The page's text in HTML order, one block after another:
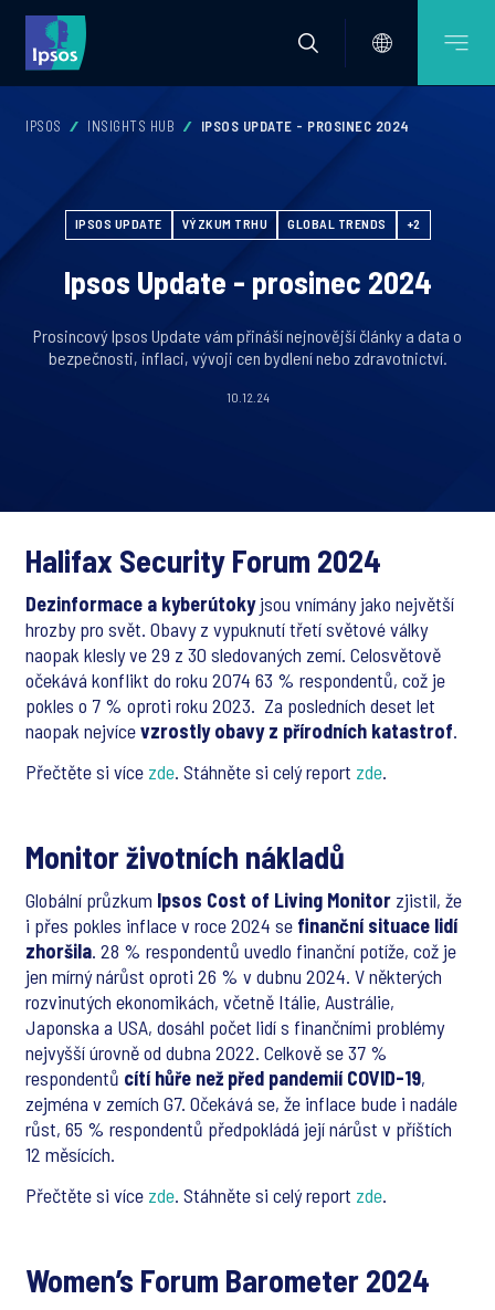
IPSOS INSIGHTS HUB IPSOS UPDATE - PROSINEC 2024
IPSOS UPDATE VÝZKUM TRHU GLOBAL TRENDS +2
Ipsos Update - prosinec 2024
Prosincový Ipsos Update vám přináší nejnovější články a data o
bezpečnosti, inflaci, vývoji cen bydlení nebo zdravotnictví.
10.12.24
Halifax Security Forum 2024
Dezinformace a kyberútokyjsou vnímány jako největší
hrozby pro svět. Obavy z vypuknutí třetí světové války
naopak klesly ve 29 z 30 sledovaných zemí. Celosvětově
očekává konflikt do roku 2074 63 % respondentů, což je
pokles o 7 % oproti roku 2023. Za posledních deset let
naopak nejvícevzrostly obavy z přírodních katastrof.
Přečtěte si více zde. Stáhněte si celý report zde.
Monitor životních nákladů
Globální průzkum Ipsos Cost of Living Monitor zjistil, že
i přes pokles inflace v roce 2024 se finanční situace lidí
zhoršila. 28 % respondentů uvedlo finanční potíže, což je
jen mírný nárůst oproti 26 % v dubnu 2024. V některých
rozvinutých ekonomikách, včetně Itálie, Austrálie,
Japonska a USA, dosáhl počet lidí s finančními problémy
nejvyšší úrovně od dubna 2022. Celkově se 37 %
respondentů cítí hůře než před pandemií COVID-19,
zejména v zemích G7. Očekává se, že inflace bude i nadále
růst, 65 % respondentů předpokládá její nárůst v příštích
12 měsících.
Přečtěte si více zde. Stáhněte si celý report zde.
Women’s Forum Barometer 2024